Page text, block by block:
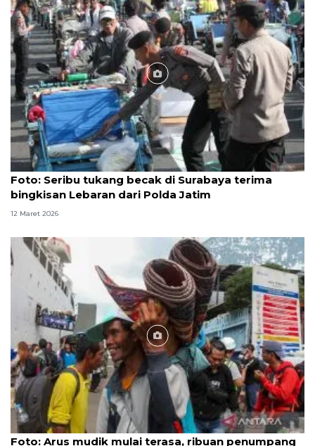
Foto
Foto: Seribu tukang becak di Surabaya terima
bingkisan Lebaran dari Polda Jatim
12 Maret 2026
Foto
Foto: Arus mudik mulai terasa, ribuan penumpang